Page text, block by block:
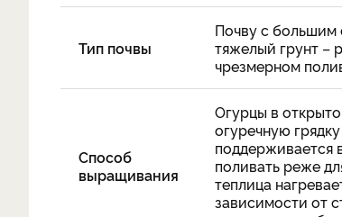
Тип почвы
Почву с большим
тяжелый грунт –
чрезмерном
Способ
выращивания
Огурцы в
огуречную
поддерживается
поливать реже
теплица
зависимости от